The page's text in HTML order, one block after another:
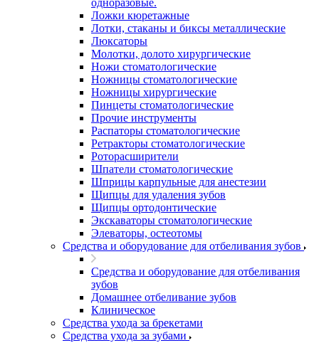
одноразовые.
Ложки кюретажные
Лотки, стаканы и биксы металлические
Люксаторы
Молотки, долото хирургические
Ножи стоматологические
Ножницы стоматологические
Ножницы хирургические
Пинцеты стоматологические
Прочие инструменты
Распаторы стоматологические
Ретракторы стоматологические
Роторасширители
Шпатели стоматологические
Шприцы карпульные для анестезии
Щипцы для удаления зубов
Щипцы ортодонтические
Экскаваторы стоматологические
Элеваторы, остеотомы
Средства и оборудование для отбеливания зубов
Средства и оборудование для отбеливания
зубов
Домашнее отбеливание зубов
Клиническое
Средства ухода за брекетами
Средства ухода за зубами